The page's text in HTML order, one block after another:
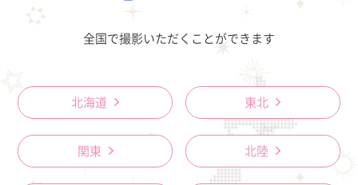
全国で撮影いただくことができます
北海道 東北
関東 北陸